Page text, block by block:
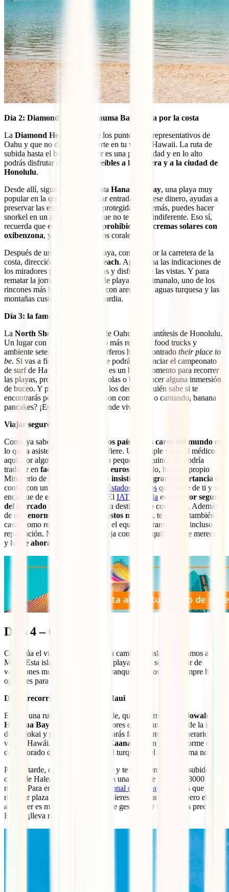
Día 2: Diamond Head, Hanauma Bay y ruta por la costa
La Diamond Head
es otro de los puntos más representativos de
Oahu y que no deberías perderte en tu viaje a Hawaii. La ruta de
subida hasta el borde del cráter es una preciosidad y en lo alto
podrás disfrutar de
vistas increíbles a la caldera y a la ciudad de
Honolulu.
Desde allí, sigue el camino hasta Hanauma Bay, una playa muy
popular en la que hay que pagar entrada. Con ese dinero, ayudas a
preservar las especies marinas protegidas y además, puedes hacer
snorkel en un acuario natural que no te dejará indiferente. Eso sí,
recuerda que en Hawái están prohibidas las cremas solares con
oxibenzona, ya que destruye los corales.
Después de unas horas en la playa, continúa por la carretera de la
costa, dirección
Waimanalo Beach. Aprovecha las indicaciones de
los miradores para hacer paradas y disfrutar de las vistas. Y para
rematar la jornada, otra sesión de playa en Waimanalo, uno de los
rincones más bonitos de Oahu, con arena fina, aguas turquesa y las
montañas custodiando la retaguardia.
Día 3: la famosa Northshore
La North Shore
(Costa Norte de Oahu) es la antítesis de Honolulu.
Un lugar con un carácter mucho más relajado, food trucks y
ambiente setentero donde los surferos han encontrado their place to
be. Si vas a finales de noviembre podrás presenciar el campeonato
de surf de Hawaii, pero siempre es un buen momento para recorrer
las playas, probar suerte con las olas o bien, hacer alguna inmersión
de buceo. Y por supuesto, cruza los dedos. ¿Quién sabe si te
encontrarás por allí a Jack Johnson comiendo, o cantando, banana
pancakes? ¡Es donde nació y donde vive!
Viajar seguro por Hawái
Como ya sabes, este es
uno de los países más caros del mundo en
lo que a asistencia sanitaria se refiere. Una simple visita al médico
aquí, por algo tan nimio como un pequeño esguince, se podría
traducir en facturas de miles de euros. Por ello, hasta el propio
Ministerio de Asuntos Exteriores insiste en la gran importancia de
contar con un
seguro de viaje a Estados Unidos que cuide de ti y se
encargue de este tipo de gastos. El IATI Estrella es el mejor seguro
del mercado y esta diseñado para destinos top como este. Además
de una enorme cobertura en gastos médicos, te cubrirá también en
casos como robo, problemas con el equipaje, transporte e incluso
repatriación. No esperes más, viaja con la tranquilidad que mereces
y hazte ahora con tu seguro
Días 4 – 6: Maui
Continúa el viaje a Hawaii con un cambio de isla: ¡nos vamos a
Maui! Esta isla es famosa por sus playas y por ser un lugar de
vacaciones muy exclusivo, pero tranquilos todos, que siempre hay
opciones para todos los bolsillos.
Día 4: recorriendo el oeste de Maui
Esta es una ruta muy recomendable, que discurre entre
Olowalu y
Honolua Bay . Una ruta de miradores que dejan postales de la isla
de Molokai y playas que no olvidarás fácilmente en tu itinerario de
viaje a Hawái. Nuestra favorita:
Kaanapali
, un arenal enorme de
color dorado que se fusiona con el turquesa del agua. ¡Toma nota!
Para la tarde, cambiamos de tercio y te recomendamos la subida al al
cráter de Haleakala, un volcán con una enorme caldera a 3000
msnm. Para entrar al
Parque Nacional de Haleakala
tienes que
reservar plaza con antelación si quieres ver el amanecer, pero el
atardecer es mucho más sencillo de gestionar y también es precioso.
Eso sí, ¡lleva ropa de abrigo!